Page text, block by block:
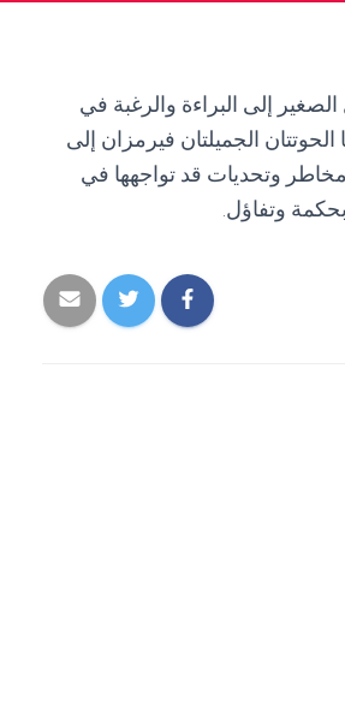
إلى البراءة والرغبة في
الحوتتان الجميلتان فيرمزان إلى
وتحديات قد تواجهها في
وتفاؤل.